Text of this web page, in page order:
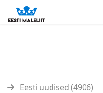
Eesti uudised (4906)